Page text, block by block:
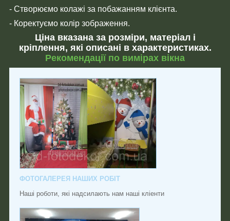
- Створюємо колажі за побажанням клієнта.
- Коректуємо колір зображення.
Ціна вказана за розміри, матеріал і
кріплення, які описані в характеристиках.
Рекомендації по вимірах вікна
ФОТОГАЛЕРЕЯ НАШИХ РОБІТ
Наші роботи, які надсилають нам наші кліенти